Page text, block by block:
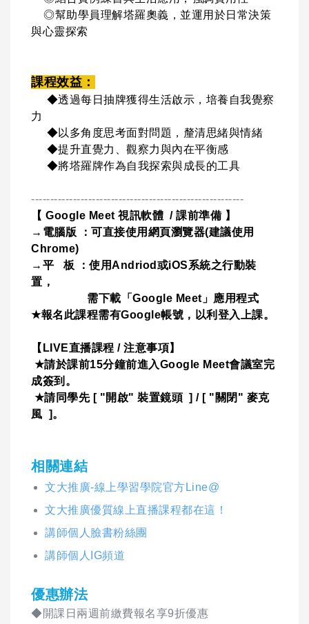
◎幫助學員理解塔羅奧義，並運用於日常決策
與心靈探索
課程效益：
◆透過每日抽牌獲得生活啟示，培養自我覺察
力
◆以多角度思考面對問題，釐清思緒與情緒
◆提升直覺力、觀察力與內在平衡感
◆將塔羅牌作為自我探索與成長的工具
--------------------------------------------------------
【 Google Meet 視訊軟體 / 課前準備 】
→ 電腦版 ：可直接使用網頁瀏覽器(建議使用
Chrome)
→ 平 板 ：使用Andriod 或iOS系統之行動裝
置，
需下載「 Google Meet 」應用程式
★報名此課程需有Google帳號，以利登入上課。
【 LIVE直播課程 / 注意事項】
★請於課前15分鐘前進入Google Meet會議室完
成簽到。
★請同學先[ "開啟" 裝置鏡頭 ] / [ " 關閉 " 麥克
風 ]。
相關連結
文大推廣-線上學習學院官方Line@
文大推廣優質線上直播課程都在這！
講師個人臉書粉絲團
講師個人IG頻道
優惠辦法
◆開課日兩週前繳費報名享9折優惠